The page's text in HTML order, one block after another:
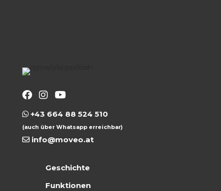
+43 664 88 524 510
(auch über Whatsapp erreichbar)
info@moveo.at
Geschichte
Funktionen